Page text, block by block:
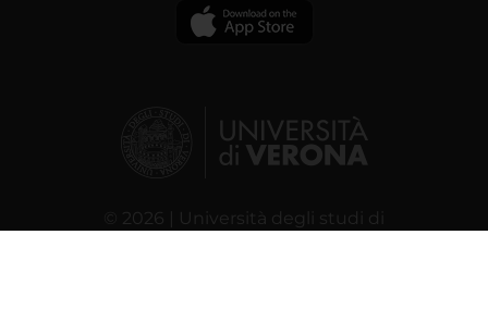
© 2026 | Università degli studi di